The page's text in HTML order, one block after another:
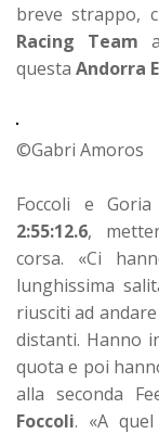
breve strappo,
Racing Team
questa Andorra
©Gabri Amoros
Foccoli e
2:55:12.6,
corsa. «Ci
lunghissima
riusciti ad
distanti. Hanno
quota e poi
alla seconda
Foccoli. «A